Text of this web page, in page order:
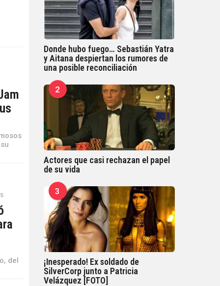
del
Donde hubo fuego… Sebastián Yatra
y Aitana despiertan los rumores de
una posible reconciliación
2
Actores que casi rechazan el papel
de su vida
3
¡Inesperado! Ex soldado de
SilverCorp junto a Patricia
Velázquez [FOTO]